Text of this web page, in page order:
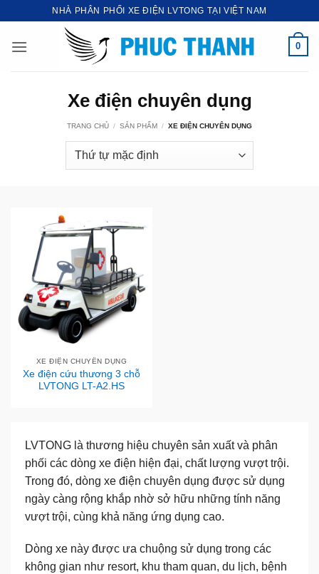
nội
NHÀ PHÂN PHỐI XE ĐIỆN LVTONG TẠI VIỆT NAM
0
Xe điện chuyên dụng
TRANG CHỦ / SẢN PHẨM / XE ĐIỆN CHUYÊN DỤNG
XE ĐIỆN CHUYÊN DỤNG
Xe điện cứu thương 3 chỗ
LVTONG LT-A2.HS
LVTONG là thương hiệu chuyên sản xuất và phân
phối các dòng xe điện hiện đại, chất lượng vượt trội.
Trong đó, dòng xe điện chuyên dụng được sử dụng
ngày càng rộng khắp nhờ sở hữu những tính năng
vượt trội, cùng khả năng ứng dụng cao.
Dòng xe này được ưa chuộng sử dụng trong các
không gian như resort, khu tham quan, du lịch, bệnh